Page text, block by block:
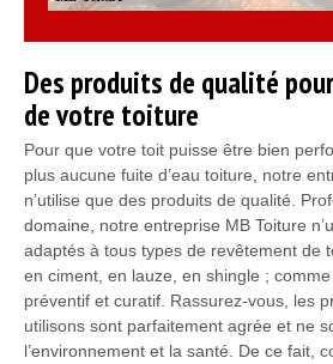
Des produits de qualité
de votre toiture
Pour que votre toit puisse être bien
plus aucune fuite d’eau toiture, notre
n’utilise que des produits de qualité.
domaine, notre entreprise MB Toiture
adaptés à tous types de revêtement de
en ciment, en lauze, en shingle ; comme
préventif et curatif. Rassurez-vous, les
utilisons sont parfaitement agrée et ne
l’environnement et la santé. De ce fait,